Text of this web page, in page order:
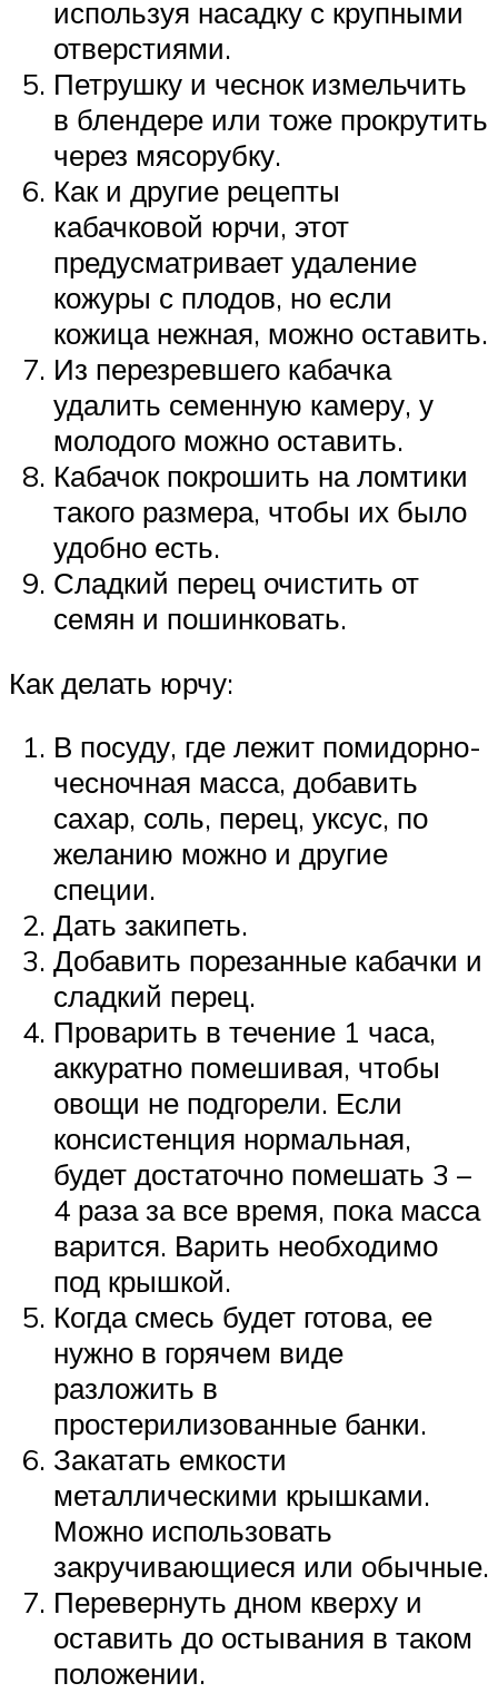
используя насадку с крупными
отверстиями.
Петрушку и чеснок измельчить
в блендере или тоже прокрутить
через мясорубку.
Как и другие рецепты
кабачковой юрчи, этот
предусматривает удаление
кожуры с плодов, но если
кожица нежная, можно оставить.
Из перезревшего кабачка
удалить семенную камеру, у
молодого можно оставить.
Кабачок покрошить на ломтики
такого размера, чтобы их было
удобно есть.
Сладкий перец очистить от
семян и пошинковать.
Как делать юрчу:
В посуду, где лежит помидорно-
чесночная масса, добавить
сахар, соль, перец, уксус, по
желанию можно и другие
специи.
Дать закипеть.
Добавить порезанные кабачки и
сладкий перец.
Проварить в течение 1 часа,
аккуратно помешивая, чтобы
овощи не подгорели. Если
консистенция нормальная,
будет достаточно помешать 3 –
4 раза за все время, пока масса
варится. Варить необходимо
под крышкой.
Когда смесь будет готова, ее
нужно в горячем виде
разложить в
простерилизованные банки.
Закатать емкости
металлическими крышками.
Можно использовать
закручивающиеся или обычные.
Перевернуть дном кверху и
оставить до остывания в таком
положении.